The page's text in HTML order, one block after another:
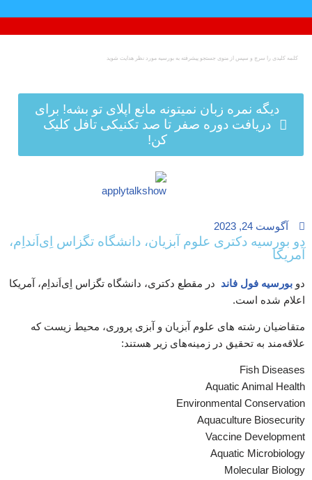
پرش
به
دیگه نمره زبان نمیتونه مانع اپلای تو بشه! برای
دریافت دوره صفر تا صد تکنیکی تافل کلیک
کن!
آگوست 24, 2023
دو بورسیه دکتری علوم آبزیان، دانشگاه تگزاس اِی‌اَنداِم،
آمریکا
دو بورسیه فول فاند در مقطع دکتری، دانشگاه تگزاس اِی‌اَنداِم، آمریکا
اعلام شده است.
متقاضیان رشته های علوم آبزیان و آبزی پروری، محیط زیست که
علاقه‌مند به تحقیق در زمینه‌های زیر هستند:
Fish Diseases
Aquatic Animal Health
Environmental Conservation
Aquaculture Biosecurity
Vaccine Development
Aquatic Microbiology
Molecular Biology